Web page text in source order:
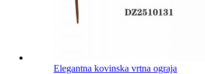
Elegantna kovinska vrtna ograja